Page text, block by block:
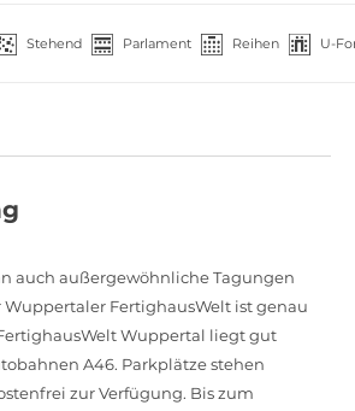
Stehend Parlament Reihen U-
auch außergewöhnliche Tagungen
FertighausWelt ist genau
Wuppertal liegt gut
A46. Parkplätze stehen
zur Verfügung. Bis zum